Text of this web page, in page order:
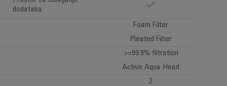
dodataka
Foam Filter
Pleated Filter
>=99.9% filtration
Active Aqua Head
2